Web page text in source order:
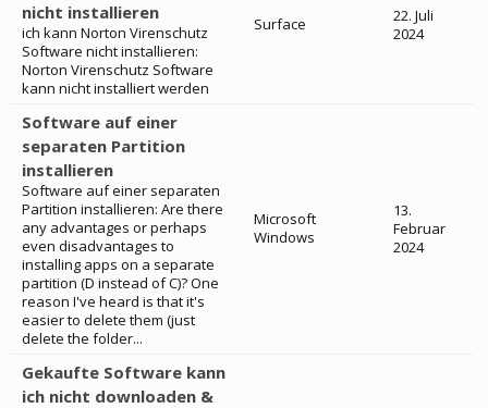
nicht installieren
ich kann Norton Virenschutz
Software nicht installieren:
Norton Virenschutz Software
kann nicht installiert werden
Surface
22. Juli
2024
Software auf einer
separaten Partition
installieren
Software auf einer separaten
Partition installieren: Are there
any advantages or perhaps
even disadvantages to
installing apps on a separate
partition (D instead of C)? One
reason I've heard is that it's
easier to delete them (just
delete the folder...
Microsoft
Windows
13.
Februar
2024
Gekaufte Software kann
ich nicht downloaden &